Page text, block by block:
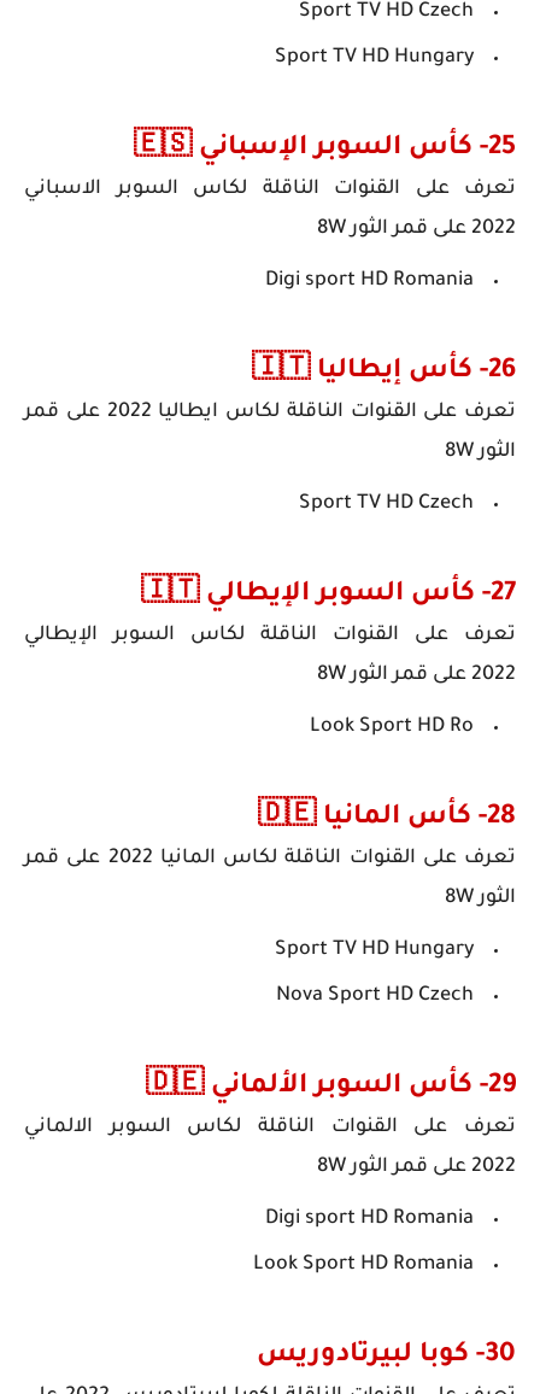
Sport TV HD Czech
Sport TV HD Hungary
25- كأس السوبر الإسباني 🇪🇸
تعرف على القنوات الناقلة لكاس السوبر الاسباني
2022 على قمر الثور 8W
Digi sport HD Romania
26- كأس إيطاليا 🇮🇹
تعرف على القنوات الناقلة لكاس ايطاليا 2022
على قمر
الثور 8W
Sport TV HD Czech
27- كأس السوبر الإيطالي 🇮🇹
تعرف على القنوات الناقلة لكاس السوبر الإيطالي
2022 على قمر الثور 8W
Look Sport HD Ro
28- كأس المانيا 🇩🇪
تعرف على القنوات الناقلة لكاس المانيا 2022
على قمر
الثور 8W
Sport TV HD Hungary
Nova Sport HD Czech
29- كأس السوبر الألماني 🇩🇪
تعرف على القنوات الناقلة لكاس السوبر الالماني
2022 على قمر الثور 8W
Digi sport HD Romania
Look Sport HD Romania
30- كوبا لبيرتادوريس